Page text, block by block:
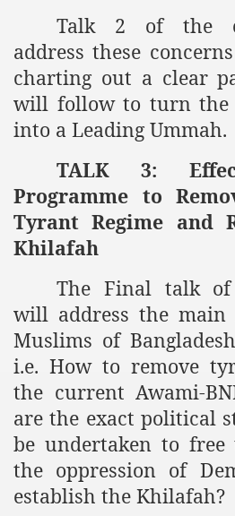
Talk 2 of the
address these
charting out a clear
will follow to turn the
into a Leading Ummah.
TALK 3:
Programme to
Tyrant Regime and
Khilafah
The Final talk of
will address the main
Muslims of
i.e. How to remove
the current Awami-
are the exact political
be undertaken to free
the oppression of
establish the Khilafah?